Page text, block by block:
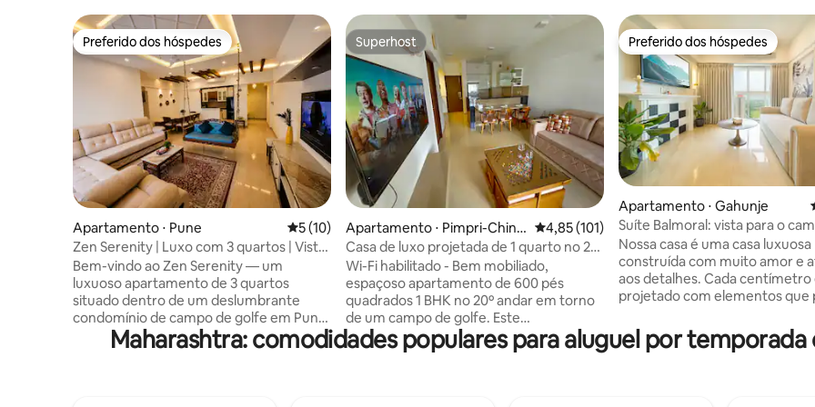
Preferido dos hóspedes
Preferido dos hóspedes
Apartamento ⋅ Pune 5 de uma avaliação média de 5, 10 avaliações
5 (10)
Zen Serenity | Luxo com 3 quartos | Vista
para o golfe e piscina
Bem-vindo ao Zen Serenity — um
luxuoso apartamento de 3 quartos
situado dentro de um deslumbrante
condomínio de campo de golfe em Pune.
Acorde com vistas deslumbrantes do
campo de golfe, relaxe em uma piscina
Superhost
Superhost
Apartamento ⋅ Pimpri-Chinc
hwad
4,85 de uma avaliação média de 5, 101
4,85 (101)
Casa de luxo projetada de 1 quarto no 20º
andar
Wi-Fi habilitado - Bem mobiliado,
espaçoso apartamento de 600 pés
quadrados 1 BHK no 20º andar em torno
de um campo de golfe. Este
apartamento fica de frente para o Grand
MCA Stadium e Western Ghats - uma
Preferido dos hóspedes
Preferido dos hóspedes
Apartamento ⋅ Gahunje
Suíte Balmoral: vista para o
golfe, 21º andar
Nossa casa é uma casa luxuosa
construída com muito amor e
aos detalhes. Cada centímetro
projetado com elementos que
realmente relaxante e fazer
rejuvenescer. Tem a vista do
Maharashtra: comodidades populares para aluguel por